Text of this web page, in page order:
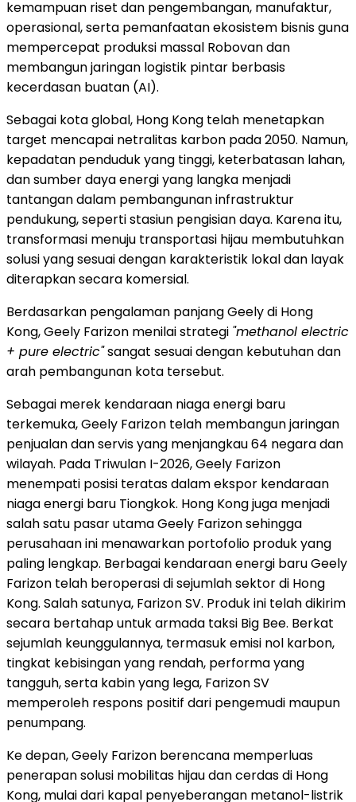
kemampuan riset dan pengembangan, manufaktur,
operasional, serta pemanfaatan ekosistem bisnis guna
mempercepat produksi massal Robovan dan
membangun jaringan logistik pintar berbasis
kecerdasan buatan (AI).
Sebagai kota global, Hong Kong telah menetapkan
target mencapai netralitas karbon pada 2050. Namun,
kepadatan penduduk yang tinggi, keterbatasan lahan,
dan sumber daya energi yang langka menjadi
tantangan dalam pembangunan infrastruktur
pendukung, seperti stasiun pengisian daya. Karena itu,
transformasi menuju transportasi hijau membutuhkan
solusi yang sesuai dengan karakteristik lokal dan layak
diterapkan secara komersial.
Berdasarkan pengalaman panjang Geely di Hong
Kong, Geely Farizon menilai strategi "methanol electric
+ pure electric"sangat sesuai dengan kebutuhan dan
arah pembangunan kota tersebut.
Sebagai merek kendaraan niaga energi baru
terkemuka, Geely Farizon telah membangun jaringan
penjualan dan servis yang menjangkau 64 negara dan
wilayah. Pada Triwulan I-2026, Geely Farizon
menempati posisi teratas dalam ekspor kendaraan
niaga energi baru Tiongkok. Hong Kong juga menjadi
salah satu pasar utama Geely Farizon sehingga
perusahaan ini menawarkan portofolio produk yang
paling lengkap. Berbagai kendaraan energi baru Geely
Farizon telah beroperasi di sejumlah sektor di Hong
Kong. Salah satunya, Farizon SV. Produk ini telah dikirim
secara bertahap untuk armada taksi Big Bee. Berkat
sejumlah keunggulannya, termasuk emisi nol karbon,
tingkat kebisingan yang rendah, performa yang
tangguh, serta kabin yang lega, Farizon SV
memperoleh respons positif dari pengemudi maupun
penumpang.
Ke depan, Geely Farizon berencana memperluas
penerapan solusi mobilitas hijau dan cerdas di Hong
Kong, mulai dari kapal penyeberangan metanol-listrik